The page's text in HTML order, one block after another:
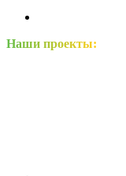
Наши проекты: